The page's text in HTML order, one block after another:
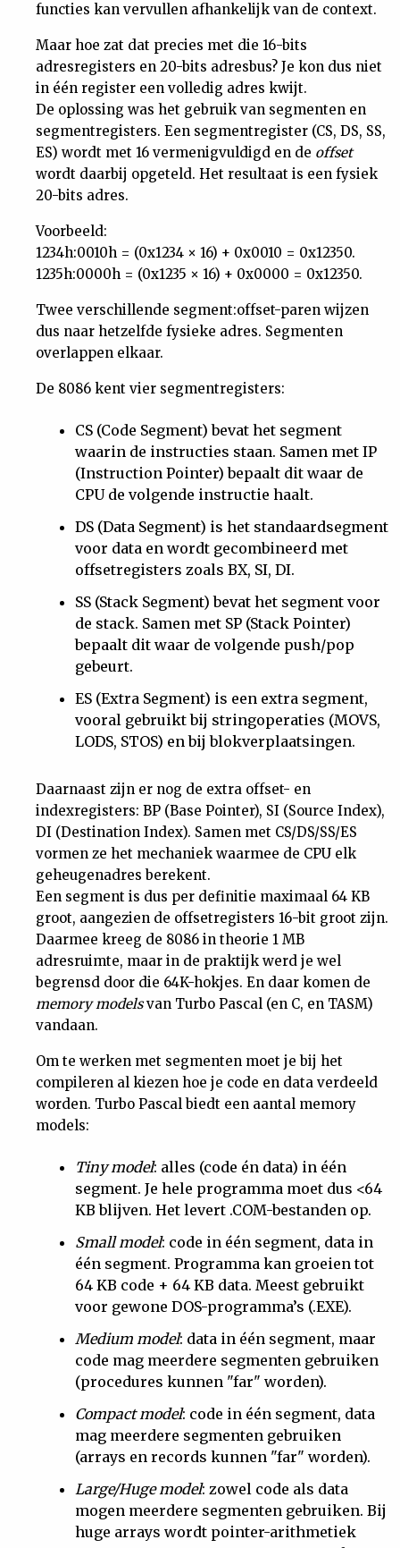
functies kan vervullen afhankelijk van de context.
Maar hoe zat dat precies met die 16-bits
adresregisters en 20-bits adresbus? Je kon dus niet
in één register een volledig adres kwijt.
De oplossing was het gebruik van segmenten en
segmentregisters. Een segmentregister (CS, DS, SS,
ES) wordt met 16 vermenigvuldigd en de offset
wordt daarbij opgeteld. Het resultaat is een fysiek
20-bits adres.
Voorbeeld:
1234h:0010h = (0x1234 × 16) + 0x0010 = 0x12350.
1235h:0000h = (0x1235 × 16) + 0x0000 = 0x12350.
Twee verschillende segment:offset-paren wijzen
dus naar hetzelfde fysieke adres. Segmenten
overlappen elkaar.
De 8086 kent vier segmentregisters:
CS (Code Segment) bevat het segment
waarin de instructies staan. Samen met IP
(Instruction Pointer) bepaalt dit waar de
CPU de volgende instructie haalt.
DS (Data Segment) is het standaardsegment
voor data en wordt gecombineerd met
offsetregisters zoals BX, SI, DI.
SS (Stack Segment) bevat het segment voor
de stack. Samen met SP (Stack Pointer)
bepaalt dit waar de volgende push/pop
gebeurt.
ES (Extra Segment) is een extra segment,
vooral gebruikt bij stringoperaties (MOVS,
LODS, STOS) en bij blokverplaatsingen.
Daarnaast zijn er nog de extra offset- en
indexregisters: BP (Base Pointer), SI (Source Index),
DI (Destination Index). Samen met CS/DS/SS/ES
vormen ze het mechaniek waarmee de CPU elk
geheugenadres berekent.
Een segment is dus per definitie maximaal 64 KB
groot, aangezien de offsetregisters 16-bit groot zijn.
Daarmee kreeg de 8086 in theorie 1 MB
adresruimte, maar in de praktijk werd je wel
begrensd door die 64K-hokjes. En daar komen de
memory modelsvan Turbo Pascal (en C, en TASM)
vandaan.
Om te werken met segmenten moet je bij het
compileren al kiezen hoe je code en data verdeeld
worden. Turbo Pascal biedt een aantal memory
models:
Tiny model: alles (code én data) in één
segment. Je hele programma moet dus <64
KB blijven. Het levert .COM-bestanden op.
Small model: code in één segment, data in
één segment. Programma kan groeien tot
64 KB code + 64 KB data. Meest gebruikt
voor gewone DOS-programma’s (.EXE).
Medium model: data in één segment, maar
code mag meerdere segmenten gebruiken
(procedures kunnen "far" worden).
Compact model: code in één segment, data
mag meerdere segmenten gebruiken
(arrays en records kunnen "far" worden).
Large/Huge model: zowel code als data
mogen meerdere segmenten gebruiken. Bij
huge arrays wordt pointer-arithmetiek